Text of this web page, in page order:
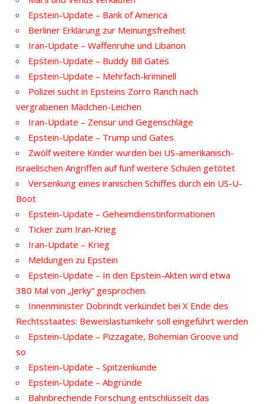
Epstein-Update – Bank of America
Berliner Erklärung zur Meinungsfreiheit
Iran-Update – Waffenruhe und Libanon
Epstein-Update – Buddy Bill Gates
Epstein-Update – Mehrfach-kriminell
Polizei sucht in Epsteins Zorro Ranch nach
vergrabenen Mädchen-Leichen
Iran-Update – Zensur und Gegenschläge
Epstein-Update – Trump und Gates
Zwölf weitere Kinder wurden bei US-amerikanisch-
israelischen Angriffen auf fünf weitere Schulen getötet
Versenkung eines iranischen Schiffes durch ein US-U-
Boot
Epstein-Update – Geheimdienstinformationen
Ticker zum Iran-Krieg
Iran-Update – Krieg
Meldungen zu Epstein
Epstein-Update – In den Epstein-Akten wird etwa
380 Mal von „Jerky“ gesprochen.
Innenminister Dobrindt verkündet bei X Ende des
Rechtsstaates: Beweislastumkehr soll eingeführt werden
Epstein-Update – Pizzagate, Bohemian Groove und
so
Epstein-Update – Spitzenkunde
Epstein-Update – Abgründe
Bahnbrechende Forschung entschlüsselt das